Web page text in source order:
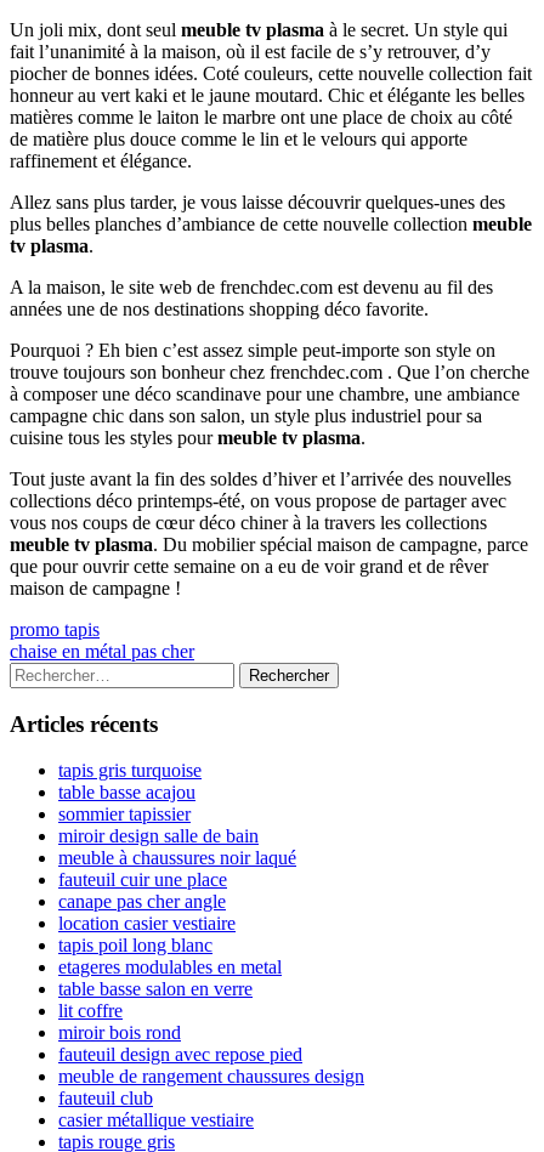
Un joli mix, dont seul meuble tv plasma à le secret. Un style qui
fait l’unanimité à la maison, où il est facile de s’y retrouver, d’y
piocher de bonnes idées. Coté couleurs, cette nouvelle collection fait
honneur au vert kaki et le jaune moutard. Chic et élégante les belles
matières comme le laiton le marbre ont une place de choix au côté
de matière plus douce comme le lin et le velours qui apporte
raffinement et élégance.
Allez sans plus tarder, je vous laisse découvrir quelques-unes des
plus belles planches d’ambiance de cette nouvelle collection meuble
tv plasma.
A la maison, le site web de frenchdec.com est devenu au fil des
années une de nos destinations shopping déco favorite.
Pourquoi ? Eh bien c’est assez simple peut-importe son style on
trouve toujours son bonheur chez frenchdec.com . Que l’on cherche
à composer une déco scandinave pour une chambre, une ambiance
campagne chic dans son salon, un style plus industriel pour sa
cuisine tous les styles pourmeuble tv plasma.
Tout juste avant la fin des soldes d’hiver et l’arrivée des nouvelles
collections déco printemps-été, on vous propose de partager avec
vous nos coups de cœur déco chiner à la travers les collections
meuble tv plasma. Du mobilier spécial maison de campagne, parce
que pour ouvrir cette semaine on a eu de voir grand et de rêver
maison de campagne !
Navigation
de
l’article
Previous
article:
promo tapis
Next
article:
chaise en métal pas cher
Colonne
latérale
principale
Rechercher :
Articles récents
tapis gris turquoise
table basse acajou
sommier tapissier
miroir design salle de bain
meuble à chaussures noir laqué
fauteuil cuir une place
canape pas cher angle
location casier vestiaire
tapis poil long blanc
etageres modulables en metal
table basse salon en verre
lit coffre
miroir bois rond
fauteuil design avec repose pied
meuble de rangement chaussures design
fauteuil club
casier métallique vestiaire
tapis rouge gris